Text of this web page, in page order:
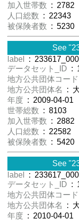
加入世帯数 : 2782
人口総数 : 22343
被保険者数 : 5230
See
label
:
データセット_ID :
地方公共団体コード
地方公共団体名
:
年度 : 2009-04-01
世帯総数 : 8103
加入世帯数 : 2882
人口総数 : 22582
被保険者数 : 5420
See
label
:
データセット_ID :
地方公共団体コード
地方公共団体名
:
年度 : 2010-04-01